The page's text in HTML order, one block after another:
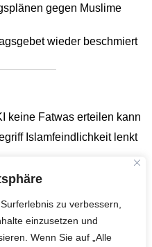
zu verbessern,
einzusetzen und
Wenn Sie auf „Alle
gegen Muslime
wieder beschmiert
keine Fatwas erteilen kann
Islamfeindlichkeit lenkt
kritische Schwelle für
Welt eine neue